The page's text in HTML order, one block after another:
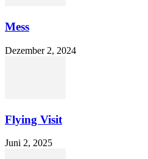
Mess
Dezember 2, 2024
Flying Visit
Juni 2, 2025